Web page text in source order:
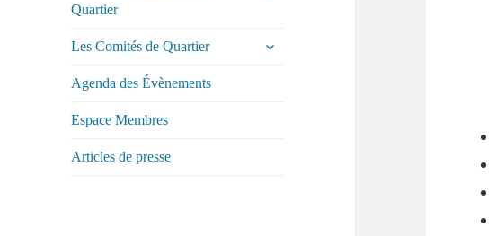
Quartier
menu
Les Comités de Quartier
ouvrir
le
menu
Agenda des Évènements
Espace Membres
Articles de presse